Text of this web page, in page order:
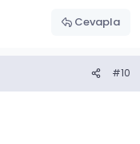
Cevapla
#10